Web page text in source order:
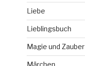
Liebe
Lieblingsbuch
Magie und Zauber